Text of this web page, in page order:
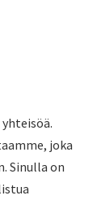
joka
Sinulla on